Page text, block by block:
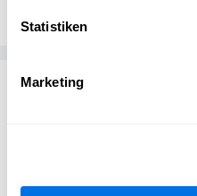
Statistiken
Marketing
Passend zum Thema